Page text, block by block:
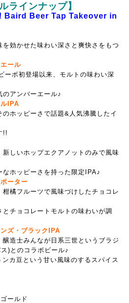
ラインナップ】
Baird Beer Tap Takeover in
効かせた味わい深さと爽快さをもつ
ール
ボ初登場以来、モルトの味わい深
アンバーエール♪
IPA
ホッピーさで話題&人気沸騰したイ
!!
しいホップエクアノットのみで風味
ホッピーさを持った限定IPA♪
ーター
橘フルーツで風味づけしたチョコレ
チョコレートモルトの味わいが調
ズ・ブラックIPA
造士みんなが日系三世というブラジ
)との コラボビール♪
カ豆という甘い風味のするスパイス
ールド